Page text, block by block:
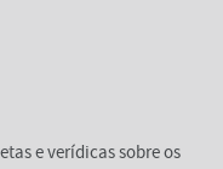
e verídicas sobre os